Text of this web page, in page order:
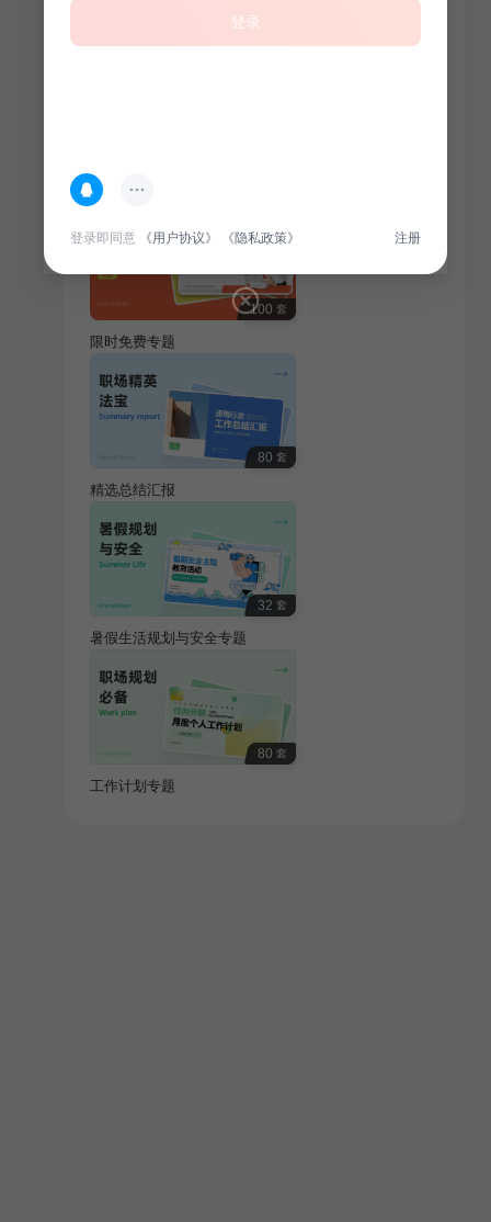
热门专题
100 套
限时免费专题
80 套
精选总结汇报
32 套
暑假生活规划与安全专题
80 套
工作计划专题
登录
登录即同意 《用户协议》 《隐私政策》 注册